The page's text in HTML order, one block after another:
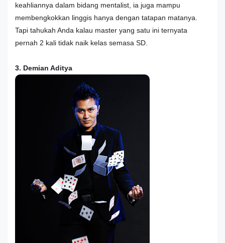
keahliannya dalam bidang mentalist, ia juga mampu
membengkokkan linggis hanya dengan tatapan matanya.
Tapi tahukah Anda kalau master yang satu ini ternyata
pernah 2 kali tidak naik kelas semasa SD.
3. Demian Aditya